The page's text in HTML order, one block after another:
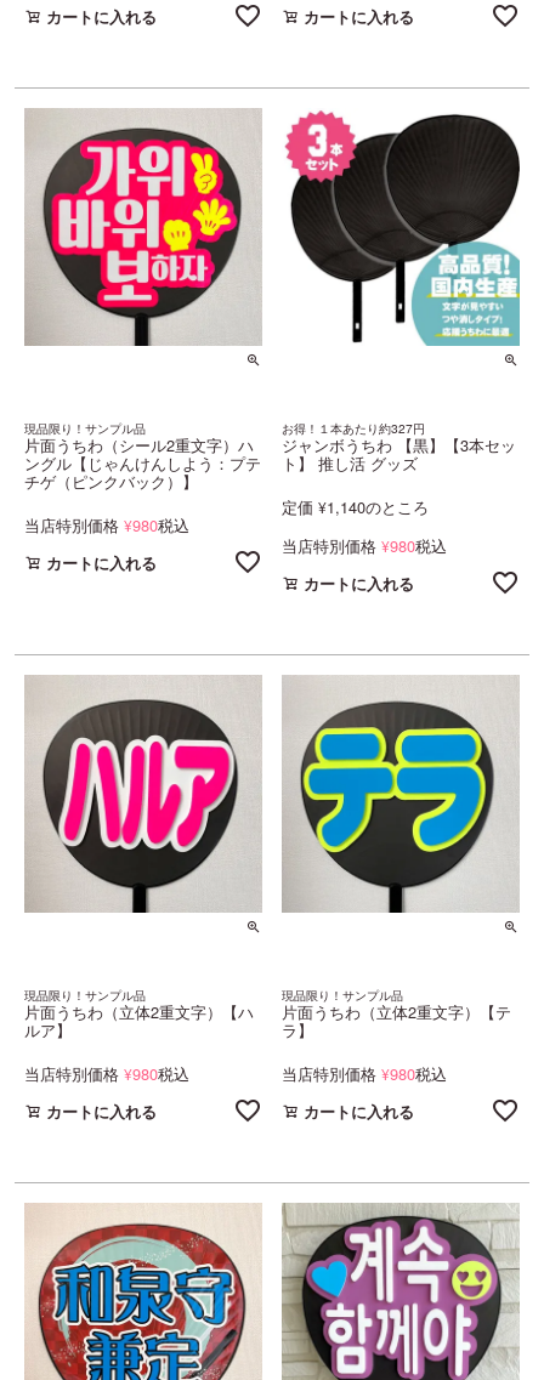
カートに入れる カートに入れる
現品限り！サンプル品
片面うちわ（シール2重文字）ハ
ングル【じゃんけんしよう：プテ
チゲ（ピンクバック）】
当店特別価格 ¥980税込
カートに入れる
お得！１本あたり約327円
ジャンボうちわ 【黒】【3本セッ
ト】 推し活 グッズ
定価 ¥1,140のところ
当店特別価格 ¥980税込
カートに入れる
現品限り！サンプル品
片面うちわ（立体2重文字）【ハ
ルア】
当店特別価格 ¥980税込
カートに入れる
現品限り！サンプル品
片面うちわ（立体2重文字）【テ
ラ】
当店特別価格 ¥980税込
カートに入れる